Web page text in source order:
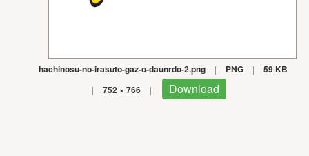
hachinosu-no-irasuto-gaz-o-daunrdo-2.png | PNG | 59 KB
| 752 × 766 | Download